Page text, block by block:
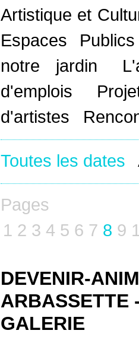
Artistique et
Espaces
notre jardin
d'emplois
d'artistes
Toutes les dates
Pages
1 2 3 4 5 6 7 8 9
DEVENIR-
ARBASSETTE
GALERIE